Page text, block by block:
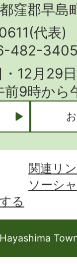
窪郡早島
代表)
482-
12月29
前9時か
関連リ
ソーシ
る